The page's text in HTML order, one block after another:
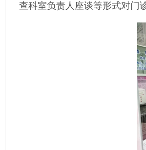
查科室负责人座谈等形式对门